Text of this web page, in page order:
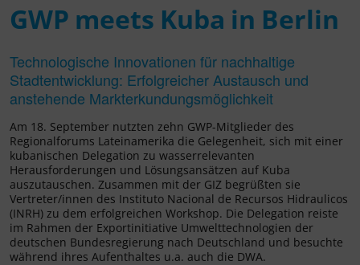
GWP meets Kuba in Berlin
Technologische Innovationen für nachhaltige
Stadtentwicklung: Erfolgreicher Austausch und
anstehende Markterkundungsmöglichkeit
Am 18. September nutzten zehn GWP-Mitglieder des
Regionalforums Lateinamerika die Gelegenheit, sich mit einer
kubanischen Delegation zu wasserrelevanten
Herausforderungen und Lösungsansätzen auf Kuba
auszutauschen. Zusammen mit der GIZ begrüßten sie
Vertreter/innen des Instituto Nacional de Recursos Hidraulicos
(INRH) zu dem erfolgreichen Workshop. Die Delegation reiste
im Rahmen der Exportinitiative Umwelttechnologien der
deutschen Bundesregierung nach Deutschland und besuchte
während ihres Aufenthaltes u.a. auch die DWA.